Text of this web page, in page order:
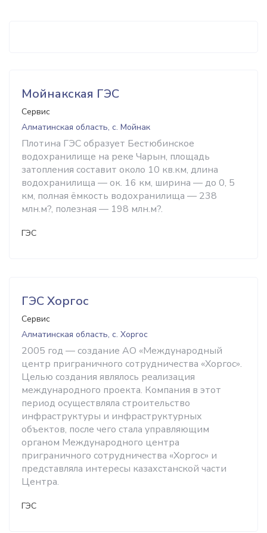
Мойнакская ГЭС
Сервис
Алматинская область, с. Мойнак
Плотина ГЭС образует Бестюбинское
водохранилище на реке Чарын, площадь
затопления составит около 10 кв.км, длина
водохранилища — ок. 16 км, ширина — до 0, 5
км, полная ёмкость водохранилища — 238
млн.м?, полезная — 198 млн.м?.
ГЭС
ГЭС Хоргос
Сервис
Алматинская область, с. Хоргос
2005 год — создание АО «Международный
центр приграничного сотрудничества «Хоргос».
Целью создания являлось реализация
международного проекта. Компания в этот
период осуществляла строительство
инфраструктуры и инфраструктурных
объектов, после чего стала управляющим
органом Международного центра
приграничного сотрудничества «Хоргос» и
представляла интересы казахстанской части
Центра.
ГЭС